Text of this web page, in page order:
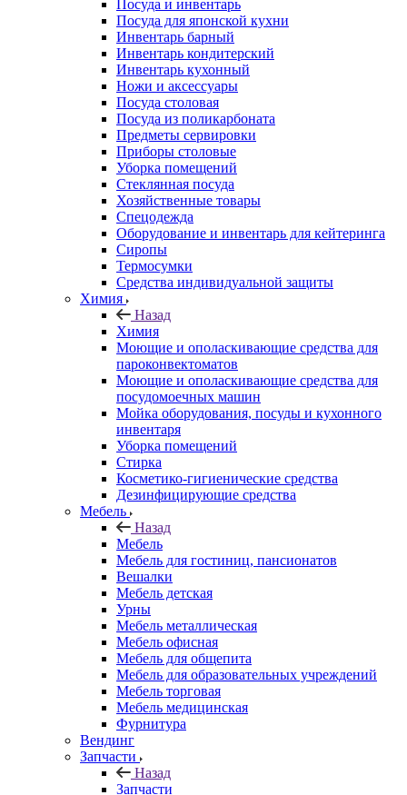
Посуда и инвентарь
Посуда для японской кухни
Инвентарь барный
Инвентарь кондитерский
Инвентарь кухонный
Ножи и аксессуары
Посуда столовая
Посуда из поликарбоната
Предметы сервировки
Приборы столовые
Уборка помещений
Стеклянная посуда
Хозяйственные товары
Спецодежда
Оборудование и инвентарь для кейтеринга
Сиропы
Термосумки
Средства индивидуальной защиты
Химия
Назад
Химия
Моющие и ополаскивающие средства для
пароконвектоматов
Моющие и ополаскивающие средства для
посудомоечных машин
Мойка оборудования, посуды и кухонного
инвентаря
Уборка помещений
Стирка
Косметико-гигиенические средства
Дезинфицирующие средства
Мебель
Назад
Мебель
Мебель для гостиниц, пансионатов
Вешалки
Мебель детская
Урны
Мебель металлическая
Мебель офисная
Мебель для общепита
Мебель для образовательных учреждений
Мебель торговая
Мебель медицинская
Фурнитура
Вендинг
Запчасти
Назад
Запчасти